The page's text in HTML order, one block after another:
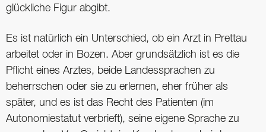
glückliche Figur abgibt.
Es ist natürlich ein Unterschied, ob ein Arzt in Prettau
arbeitet oder in Bozen. Aber grundsätzlich ist es die
Pflicht eines Arztes, beide Landessprachen zu
beherrschen oder sie zu erlernen, eher früher als
später, und es ist das Recht des Patienten (im
Autonomiestatut verbrieft), seine eigene Sprache zu